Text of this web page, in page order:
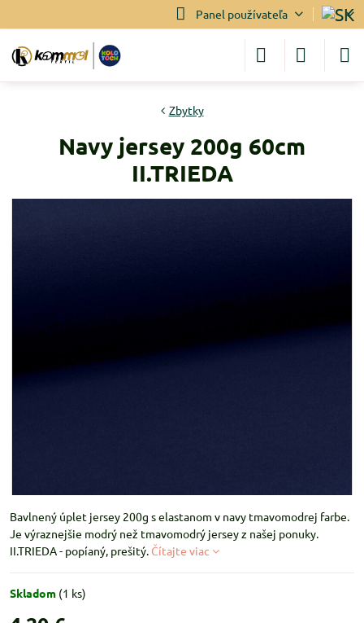
Panel používateľa
Zbytky
Navy jersey 200g 60cm
II.TRIEDA
Bavlnený úplet jersey 200g s elastanom v navy tmavomodrej farbe.
Je výraznejšie modrý než tmavomodrý jersey z našej ponuky.
II.TRIEDA - popíaný, prešitý. Čítajte viac
Skladom (1 ks)